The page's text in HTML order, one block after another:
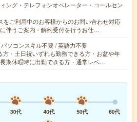
ング・テレフォンオペレーター・コールセン
をご利用中のお客様からのお問い合わせ対応
伴うご案内・解約受付を行うお仕…
ソコンスキル不要 / 英語力不要
方・土日祝いずれも勤務できる方・お盆や年
期休暇時に出勤できる方・通常レベ…
30代 40代 50代
60代